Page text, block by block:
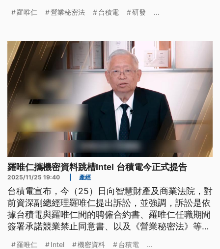
和碩董事長童子賢今（26）日指出，在科技業工作不
案是一件涉及跨國管轄，難度很高的智財權案例，將
考驗台灣在智財權跨國處理的司法實務運作。
羅唯仁 營業秘密法 台積電 研發 ...
羅唯仁攜機密資料跳槽Intel 台積電今正式提告
2025/11/25 19:40 產經
台積電宣布，今（25）日向智慧財產及商業法院，對
前資深副總經理羅唯仁提出訴訟，並強調，訴訟是依
據台積電與羅唯仁間的聘僱合約書、羅唯仁任職期間
簽署承諾競業禁止同意書、以及《營業秘密法》等規
羅唯仁 Intel 機密資料 台積電 ...